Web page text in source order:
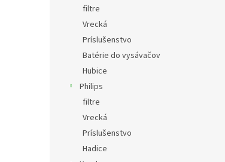
filtre
Vrecká
Príslušenstvo
Batérie do vysávačov
Hubice
Philips
filtre
Vrecká
Príslušenstvo
Hadice